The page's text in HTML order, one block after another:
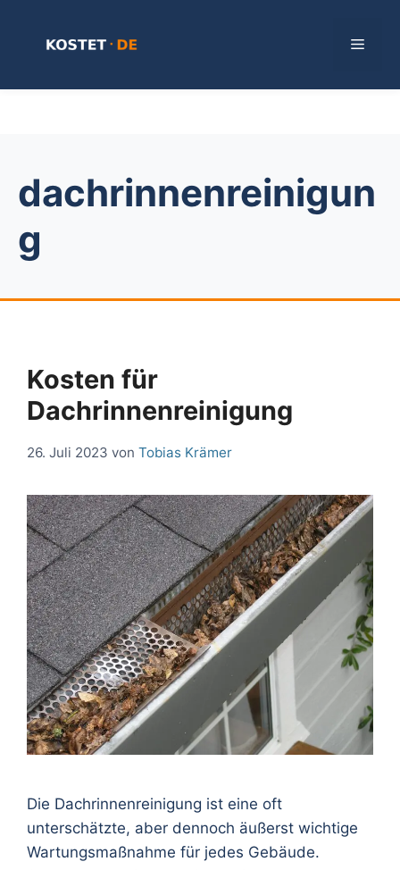
Menü
dachrinnenreinigun
g
Kosten für
Dachrinnenreinigung
26. Juli 2023 von Tobias Krämer
Die Dachrinnenreinigung ist eine oft
unterschätzte, aber dennoch äußerst wichtige
Wartungsmaßnahme für jedes Gebäude.